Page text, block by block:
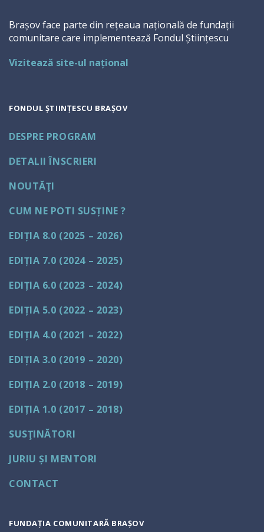
Brașov face parte din rețeaua națională de fundații
comunitare care implementează Fondul Științescu
Vizitează site-ul național
FONDUL ȘTIINȚESCU BRAȘOV
DESPRE PROGRAM
DETALII ÎNSCRIERI
NOUTĂŢI
CUM NE POTI SUSȚINE ?
EDIȚIA 8.0 (2025 – 2026)
EDIȚIA 7.0 (2024 – 2025)
EDIȚIA 6.0 (2023 – 2024)
EDIȚIA 5.0 (2022 – 2023)
EDIȚIA 4.0 (2021 – 2022)
EDIȚIA 3.0 (2019 – 2020)
EDIȚIA 2.0 (2018 – 2019)
EDIȚIA 1.0 (2017 – 2018)
SUSŢINĂTORI
JURIU ȘI MENTORI
CONTACT
FUNDAȚIA COMUNITARĂ BRAȘOV